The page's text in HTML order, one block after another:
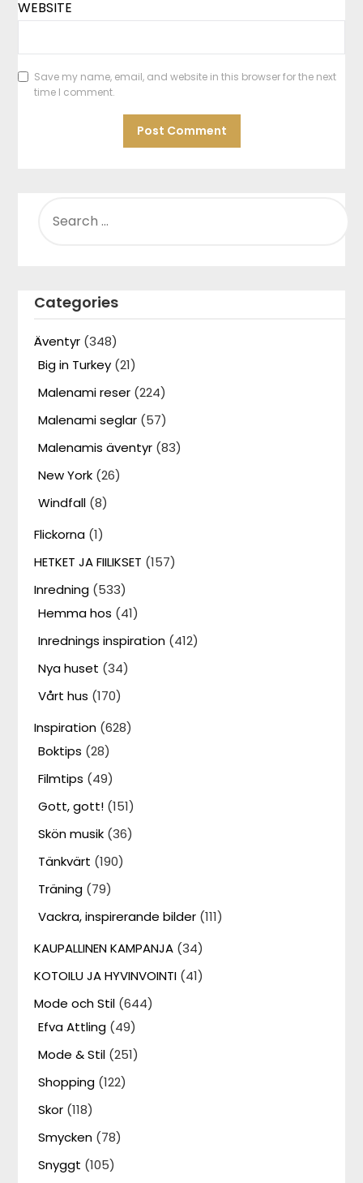
WEBSITE
Save my name, email, and website in this browser for the next
time I comment.
FOR:
Categories
Äventyr (348)
Big in Turkey (21)
Malenami reser (224)
Malenami seglar (57)
Malenamis äventyr (83)
New York (26)
Windfall (8)
Flickorna (1)
HETKET JA FIILIKSET (157)
Inredning (533)
Hemma hos (41)
Inrednings inspiration (412)
Nya huset (34)
Vårt hus (170)
Inspiration (628)
Boktips (28)
Filmtips (49)
Gott, gott! (151)
Skön musik (36)
Tänkvärt (190)
Träning (79)
Vackra, inspirerande bilder (111)
KAUPALLINEN KAMPANJA (34)
KOTOILU JA HYVINVOINTI (41)
Mode och Stil (644)
Efva Attling (49)
Mode & Stil (251)
Shopping (122)
Skor (118)
Smycken (78)
Snyggt (105)